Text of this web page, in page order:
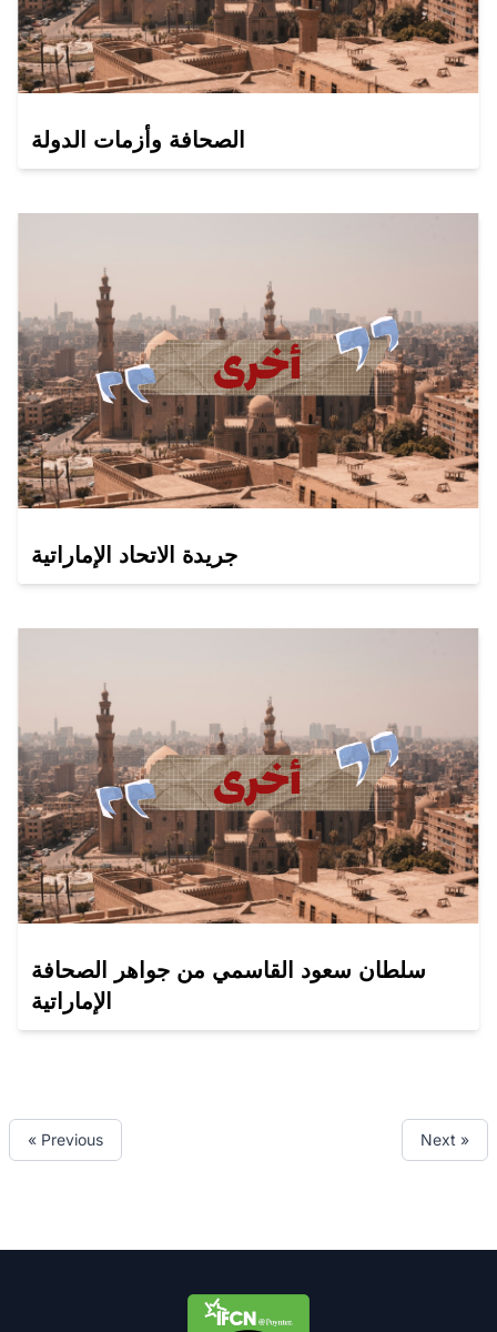
الصحافة وأزمات الدولة
جريدة الاتحاد الإماراتية
سلطان سعود القاسمي من جواهر الصحافة
الإماراتية
« Previous Next »